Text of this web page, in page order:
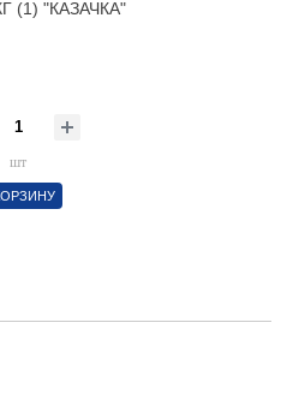
(1) "КАЗАЧКА"
шт